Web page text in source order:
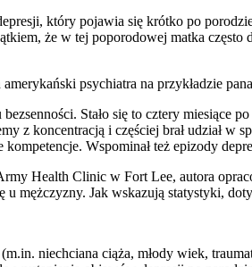
który pojawia się krótko po
że w tej poporodowej matka często
psychiatra na przykładzie
Stało się to cztery miesiące
z koncentracją i częściej brał udział w
Wspominał też epizody
Health Clinic w Fort Lee, autora
mężczyzny. Jak wskazują statystyki,
niechciana ciąża, młody wiek,